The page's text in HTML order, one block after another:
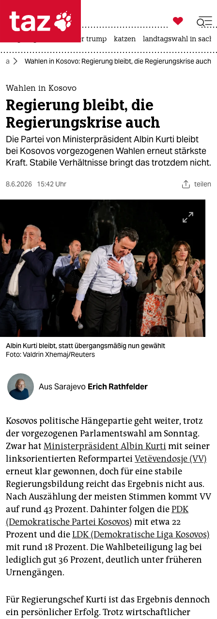
 taz zahl ich
taz zahl ich
themen
politik
öko
gesellschaft
sport
nord
wahrheit
verlag
verlag
veranstaltungen
shop
fragen & hilfe
unterstützen
abo
genossenschaft
epaper login

taz zahl ich
usa unter trump katzen landtagswahl in
Wahlen in Kosovo: Regierung bleibt, die Regierungskrise auch
Wahlen in Kosovo
Regierung bleibt, die
Regierungskrise auch
Die Partei von Ministerpräsident Albin Kurti bleibt
bei Kosovos vorgezogenen Wahlen erneut stärkste
Kraft. Stabile Verhältnisse bringt das trotzdem nicht.
8.6.2026 15:42 Uhr teilen
Albin Kurti bleibt, statt übergangsmäßig nun gewählt
Foto: Valdrin Xhemaj/Reuters
Aus Sarajevo Erich Rathfelder
Kosovos politische Hängepartie geht weiter, trotz
der vorgezogenen Parlamentswahl am Sonntag.
Zwar hat Ministerpräsident Albin Kurtimit seiner
linksorientierten ReformparteiVetëvendosje (VV)
erneut klar gewonnen, doch für eine stabile
Regierungsbildung reicht das Ergebnis nicht aus.
Nach Auszählung der meisten Stimmen kommt VV
auf rund 43 Prozent. Dahinter folgen diePDK
(Demokratische Partei Kosovos) mit etwa 22
Prozent und dieLDK (Demokratische Liga Kosovos)
mit rund 18 Prozent. Die Wahlbeteiligung lag bei
lediglich gut 36 Prozent, deutlich unter früheren
Urnengängen.
Für Regierungschef Kurti ist das Ergebnis dennoch
ein persönlicher Erfolg. Trotz wirtschaftlicher